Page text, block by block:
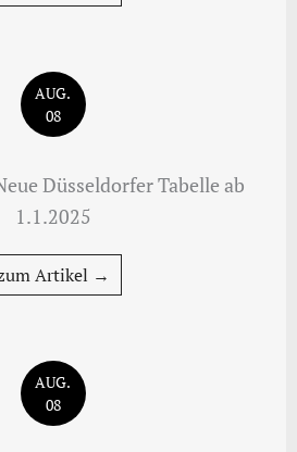
AUG.
08
Düsseldorfer Tabelle ab
1.1.2025
Artikel →
AUG.
08